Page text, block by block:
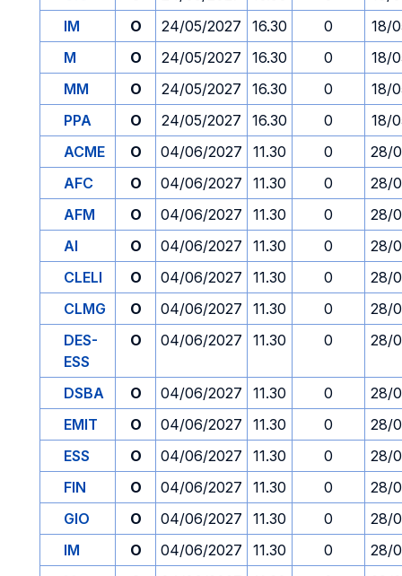
IM
O 24/05/2027 16.30 0
18/
M
O 24/05/2027 16.30 0
18/
MM
O 24/05/2027 16.30 0
18/
PPA
O 24/05/2027 16.30 0
18/
ACME
O 04/06/2027 11.30 0
28/
AFC
O 04/06/2027 11.30 0
28/
AFM
O 04/06/2027 11.30 0
28/
AI
O 04/06/2027 11.30 0
28/
CLELI
O 04/06/2027 11.30 0
28/
CLMG
O 04/06/2027 11.30 0
28/
DES-
ESS
O 04/06/2027 11.30 0 28/
DSBA O 04/06/2027 11.30 0
28/
EMIT
O 04/06/2027 11.30 0
28/
ESS
O 04/06/2027 11.30 0
28/
FIN
O 04/06/2027 11.30 0
28/
GIO
O 04/06/2027 11.30 0
28/
IM
O 04/06/2027 11.30 0
28/